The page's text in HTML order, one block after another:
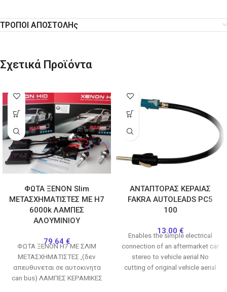
ΤΡΟΠΟΙ ΑΠΟΣΤΟΛΗς
Σχετικά Προϊόντα
ΦΩΤΑ ΞΕΝΟΝ Slim
ΜΕΤΑΣΧΗΜΑΤΙΣΤΕΣ ΜΕ H7
6000k ΛΑΜΠΕΣ
ΑΛΟΥΜΙΝΙΟΥ
79.64 €
ΦΩΤΑ ΞΕΝΟΝ Η7 ΜΕ ΣΛΙΜ
ΜΕΤΑΣΧΗΜΑΤΙΣΤΕΣ ,(δεν
απευθυνεται σε αυτοκινητα
can bus) ΛΑΜΠΕΣ ΚΕΡΑΜΙΚΕΣ
ΑΝΤΑΠΤΟΡΑΣ ΚΕΡΑΙΑΣ
FAKRA AUTOLEADS PC5
100
13.00€
Enables the simple electrical
connection of an aftermarket car
stereo to vehicle aerial No
cutting of original vehicle aerial